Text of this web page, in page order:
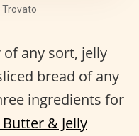
Trovato
any sort, jelly
bread of any
ingredients for
& Jelly